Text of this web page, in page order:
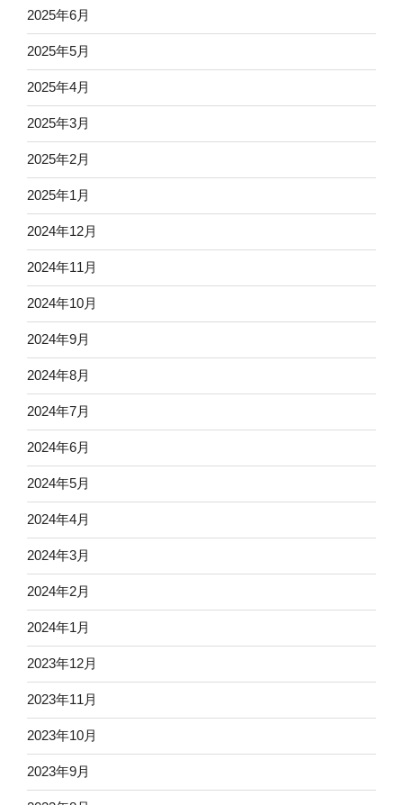
2025年6月
2025年5月
2025年4月
2025年3月
2025年2月
2025年1月
2024年12月
2024年11月
2024年10月
2024年9月
2024年8月
2024年7月
2024年6月
2024年5月
2024年4月
2024年3月
2024年2月
2024年1月
2023年12月
2023年11月
2023年10月
2023年9月